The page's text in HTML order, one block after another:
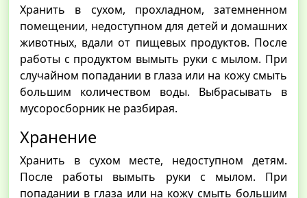
Хранить в сухом, прохладном, затемненном
помещении, недоступном для детей и домашних
животных, вдали от пищевых продуктов. После
работы с продуктом вымыть руки с мылом. При
случайном попадании в глаза или на кожу смыть
большим количеством воды. Выбрасывать в
мусоросборник не разбирая.
Хранение
Хранить в сухом месте, недоступном детям.
После работы вымыть руки с мылом. При
попадании в глаза или на кожу смыть большим